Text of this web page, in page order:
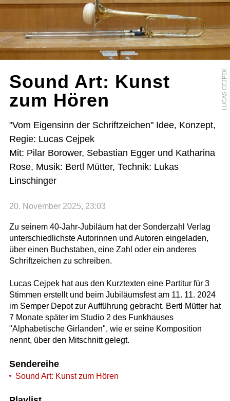
LUCAS CEJPEK
Sound Art: Kunst
zum Hören
"Vom Eigensinn der Schriftzeichen" Idee, Konzept,
Regie: Lucas Cejpek
Mit: Pilar Borower, Sebastian Egger und Katharina
Rose, Musik: Bertl Mütter, Technik: Lukas
Linschinger
20. November 2025, 23:03
Zu seinem 40-Jahr-Jubiläum hat der Sonderzahl Verlag
unterschiedlichste Autorinnen und Autoren eingeladen,
über einen Buchstaben, eine Zahl oder ein anderes
Schriftzeichen zu schreiben.
Lucas Cejpek hat aus den Kurztexten eine Partitur für 3
Stimmen erstellt und beim Jubiläumsfest am 11. 11. 2024
im Semper Depot zur Aufführung gebracht. Bertl Mütter hat
7 Monate später im Studio 2 des Funkhauses
"Alphabetische Girlanden", wie er seine Komposition
nennt, über den Mitschnitt gelegt.
Sendereihe
Sound Art: Kunst zum Hören